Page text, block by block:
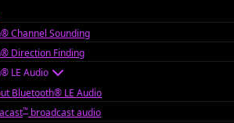
Channel Sounding
Direction Finding
LE Audio
Bluetooth® LE Audio
™ broadcast audio